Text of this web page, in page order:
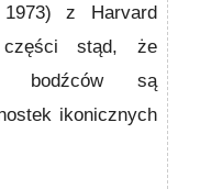
z Harvard
stąd, że
bodźców są
ikonicz­nych